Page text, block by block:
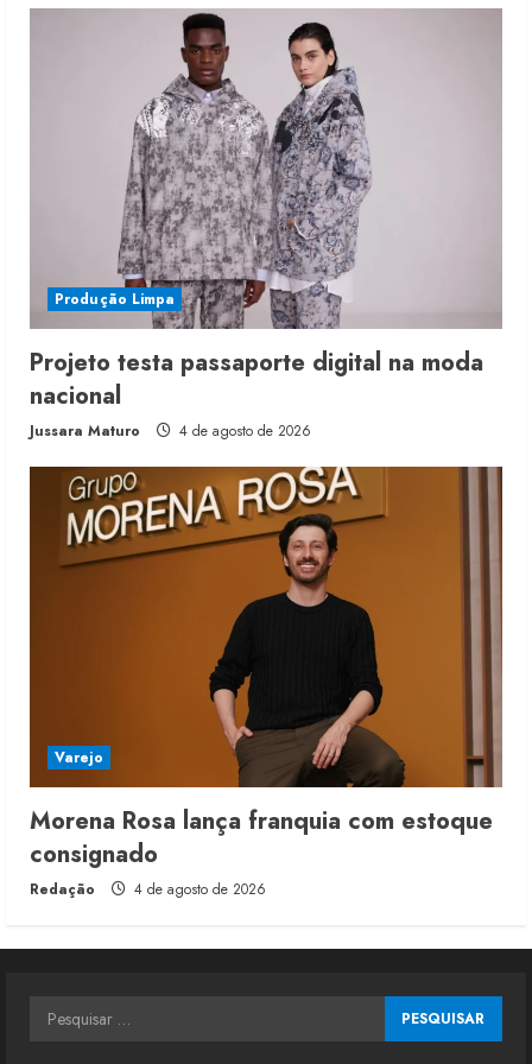
Produção Limpa
Projeto testa passaporte digital na moda
nacional
Jussara Maturo 4 de agosto de 2026
Varejo
Morena Rosa lança franquia com estoque
consignado
Redação 4 de agosto de 2026
Pesquisar